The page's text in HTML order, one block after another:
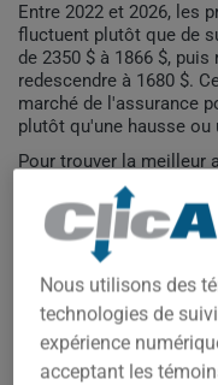
Entre 2022 et 2026, les
fluctuent plutôt que de
de 2350 $ à 1866 $,
redescendre à 1680 $.
marché de l'assurance
plutôt qu'une hausse
Pour trouver la meilleur
Q4 E-TRON 2023, il est
les options disponibles.
2 200$
2 400$
Nous utilisons des
technologies de
expérience
acceptant les